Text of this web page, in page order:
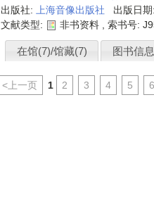
出版社:上海音像出版社
出版日
文献类型:
非书资料 , 索书号:
在馆(7)/馆藏(7) 图书信
<上一页 1 2 3 4 5 6